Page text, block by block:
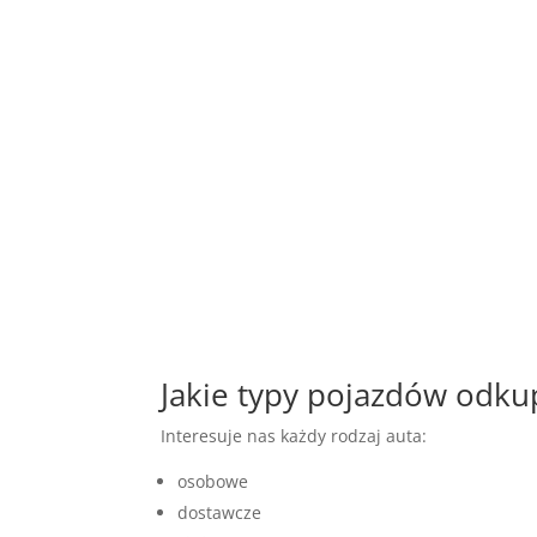
Jakie typy pojazdów
Interesuje nas każdy rodzaj auta:
osobowe
dostawcze